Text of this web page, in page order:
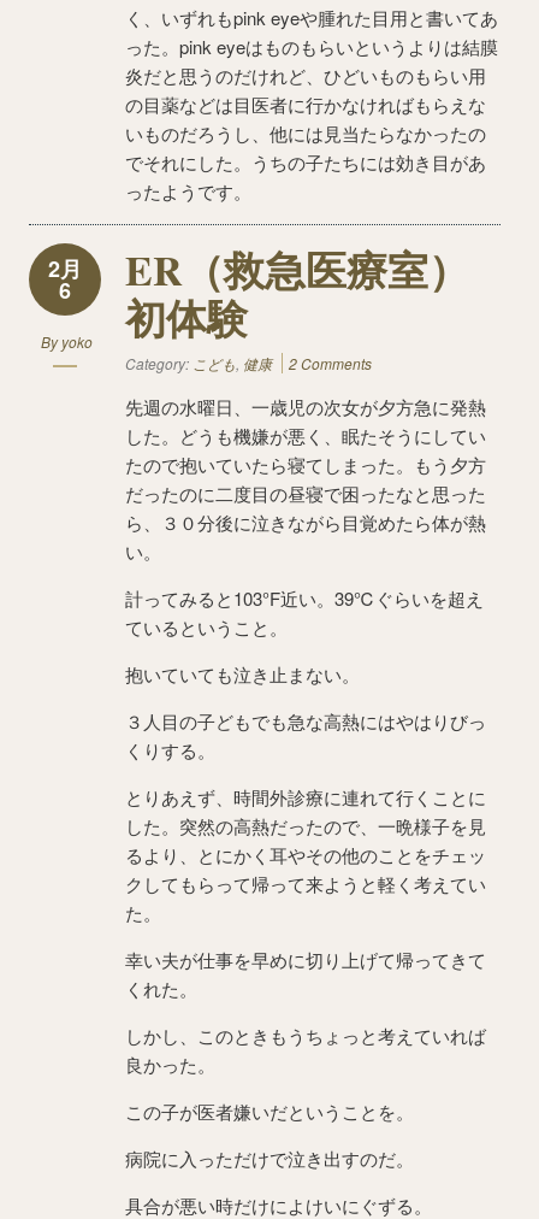
く、いずれもpink eyeや腫れた目用と書いてあ
った。pink eyeはものもらいというよりは結膜
炎だと思うのだけれど、ひどいものもらい用
の目薬などは目医者に行かなければもらえな
いものだろうし、他には見当たらなかったの
でそれにした。うちの子たちには効き目があ
ったようです。
2月
6
Byyoko
ER（救急医療室）
初体験
Category: こども, 健康 2 Comments
先週の水曜日、一歳児の次女が夕方急に発熱
した。どうも機嫌が悪く、眠たそうにしてい
たので抱いていたら寝てしまった。もう夕方
だったのに二度目の昼寝で困ったなと思った
ら、３０分後に泣きながら目覚めたら体が熱
い。
計ってみると103°F近い。39℃ぐらいを超え
ているということ。
抱いていても泣き止まない。
３人目の子どもでも急な高熱にはやはりびっ
くりする。
とりあえず、時間外診療に連れて行くことに
した。突然の高熱だったので、一晩様子を見
るより、とにかく耳やその他のことをチェッ
クしてもらって帰って来ようと軽く考えてい
た。
幸い夫が仕事を早めに切り上げて帰ってきて
くれた。
しかし、このときもうちょっと考えていれば
良かった。
この子が医者嫌いだということを。
病院に入っただけで泣き出すのだ。
具合が悪い時だけによけいにぐずる。